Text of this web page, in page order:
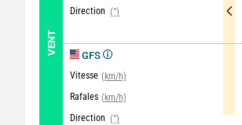
VENT
Direction (°)
GFS
Vitesse (km/h)
Rafales (km/h)
Direction (°)